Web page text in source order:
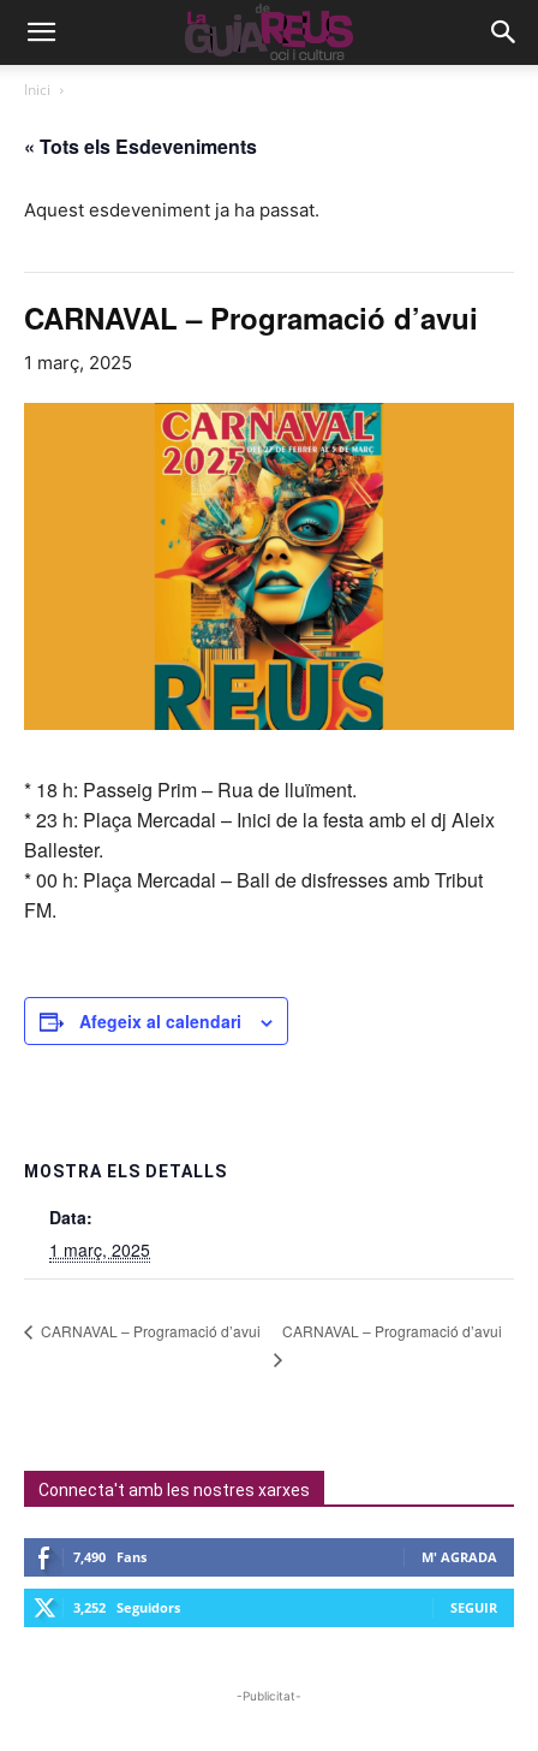
Inici
« Tots els Esdeveniments
Aquest esdeveniment ja ha passat.
CARNAVAL – Programació d’avui
1 març, 2025
* 18 h: Passeig Prim – Rua de lluïment.
* 23 h: Plaça Mercadal – Inici de la festa amb el dj Aleix
Ballester.
* 00 h: Plaça Mercadal – Ball de disfresses amb Tribut
FM.
Afegeix al calendari
MOSTRA ELS DETALLS
Data:
1 març, 2025
CARNAVAL – Programació d’avui CARNAVAL – Programació d’avui
Connecta't amb les nostres xarxes
7,490 Fans M' AGRADA
3,252 Seguidors SEGUIR
-Publicitat-